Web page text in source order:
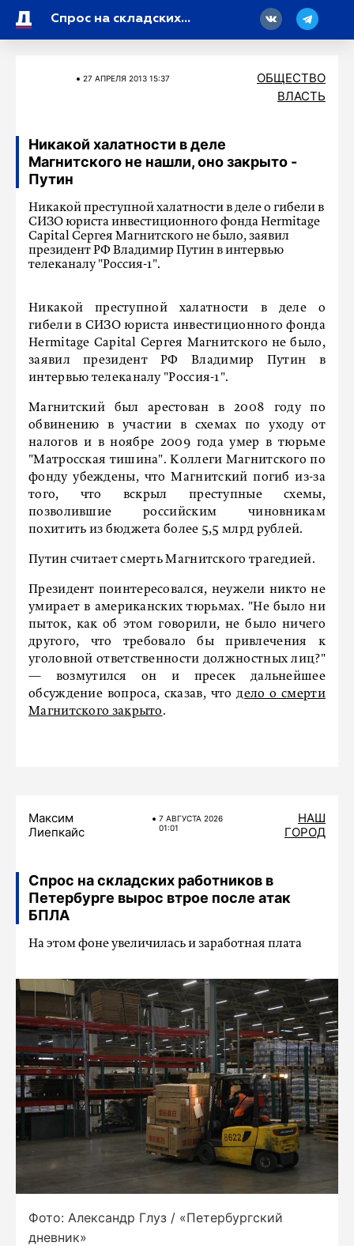
Спрос на складских работников в Петербурге вырос втрое после атак БПЛА
27 АПРЕЛЯ 2013 15:37
ОБЩЕСТВО
ВЛАСТЬ
Никакой халатности в деле
Магнитского не нашли, оно закрыто -
Путин
Никакой преступной халатности в деле о гибели в
СИЗО юриста инвестиционного фонда Hermitage
Capital Сергея Магнитского не было, заявил
президент РФ Владимир Путин в интервью
телеканалу "Россия-1".
Никакой преступной халатности в деле о
гибели в СИЗО юриста инвестиционного фонда
Hermitage Capital Сергея Магнитского не было,
заявил президент РФ Владимир Путин в
интервью телеканалу "Россия-1".
Магнитский был арестован в 2008 году по
обвинению в участии в схемах по уходу от
налогов и в ноябре 2009 года умер в тюрьме
"Матросская тишина". Коллеги Магнитского по
фонду убеждены, что Магнитский погиб из-за
того, что вскрыл преступные схемы,
позволившие российским чиновникам
похитить из бюджета более 5,5 млрд рублей.
Путин считает смерть Магнитского трагедией.
Президент поинтересовался, неужели никто не
умирает в американских тюрьмах. "Не было ни
пыток, как об этом говорили, не было ничего
другого, что требовало бы привлечения к
уголовной ответственности должностных лиц?"
— возмутился он и пресек дальнейшее
обсуждение вопроса, сказав, чтодело о смерти
Магнитского закрыто.
Максим
Лиепкайс
7 АВГУСТА 2026
01:01
НАШ
ГОРОД
Спрос на складских работников в
Петербурге вырос втрое после атак
БПЛА
На этом фоне увеличилась и заработная плата
Фото: Александр Глуз / «Петербургский
дневник»